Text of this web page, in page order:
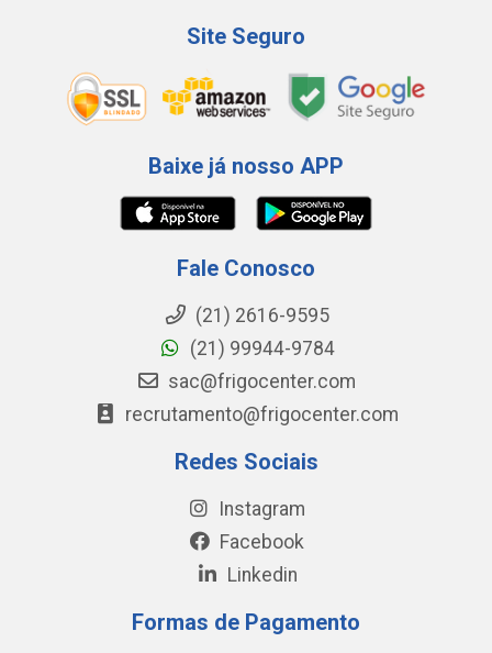
Site Seguro
Baixe já nosso APP
Fale Conosco
(21) 2616-9595
(21) 99944-9784
sac@frigocenter.com
recrutamento@frigocenter.com
Redes Sociais
Instagram
Facebook
Linkedin
Formas de Pagamento